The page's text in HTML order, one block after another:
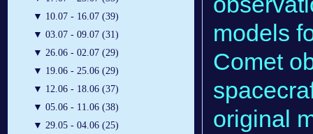
▼ 10.07 - 16.07 (39)
▼ 03.07 - 09.07 (31)
▼ 26.06 - 02.07 (29)
▼ 19.06 - 25.06 (29)
▼ 12.06 - 18.06 (37)
▼ 05.06 - 11.06 (38)
▼ 29.05 - 04.06 (25)
models
Comet
original